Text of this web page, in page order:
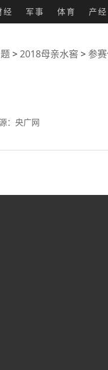
经 军事 体育 产经
>2018母亲水窖 >参
：央广网